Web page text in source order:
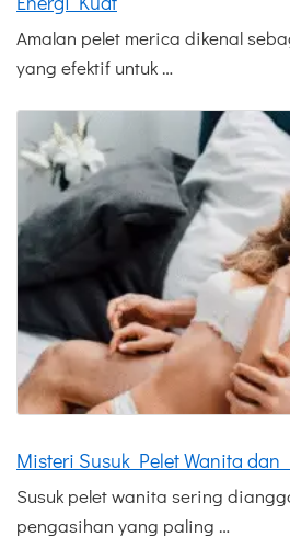
Amalan pelet merica dikenal
yang efektif untuk …
Misteri Susuk Pelet Wanita dan
Susuk pelet wanita sering
pengasihan yang paling …